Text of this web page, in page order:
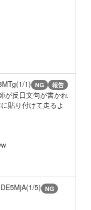
1) NG 報告
が反日文句が書かれ
貼り付けて走るよ
5) NG